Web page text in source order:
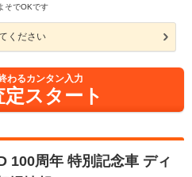
そでOKです
ください
わるカンタン入力
定スタート
100周年 特別記念車 ディ